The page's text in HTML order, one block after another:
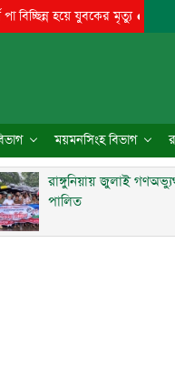
হয়ে যুবকের মৃত্যু●চুয়েট এর
ময়মনসিংহ বিভাগ
রাঙ্গুনিয়ায় জুলাই
পালিত